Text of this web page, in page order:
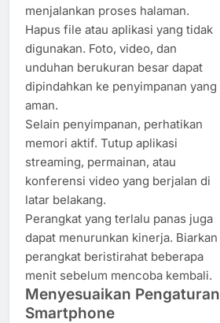
menjalankan proses halaman.
Hapus file atau aplikasi yang tidak
digunakan. Foto, video, dan
unduhan berukuran besar dapat
dipindahkan ke penyimpanan yang
aman.
Selain penyimpanan, perhatikan
memori aktif. Tutup aplikasi
streaming, permainan, atau
konferensi video yang berjalan di
latar belakang.
Perangkat yang terlalu panas juga
dapat menurunkan kinerja. Biarkan
perangkat beristirahat beberapa
menit sebelum mencoba kembali.
Menyesuaikan Pengaturan
Smartphone